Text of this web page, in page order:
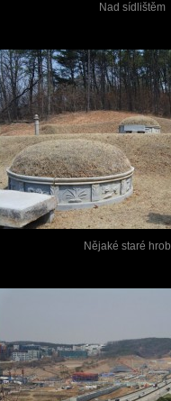
Nad sídlištěm
Nějaké staré